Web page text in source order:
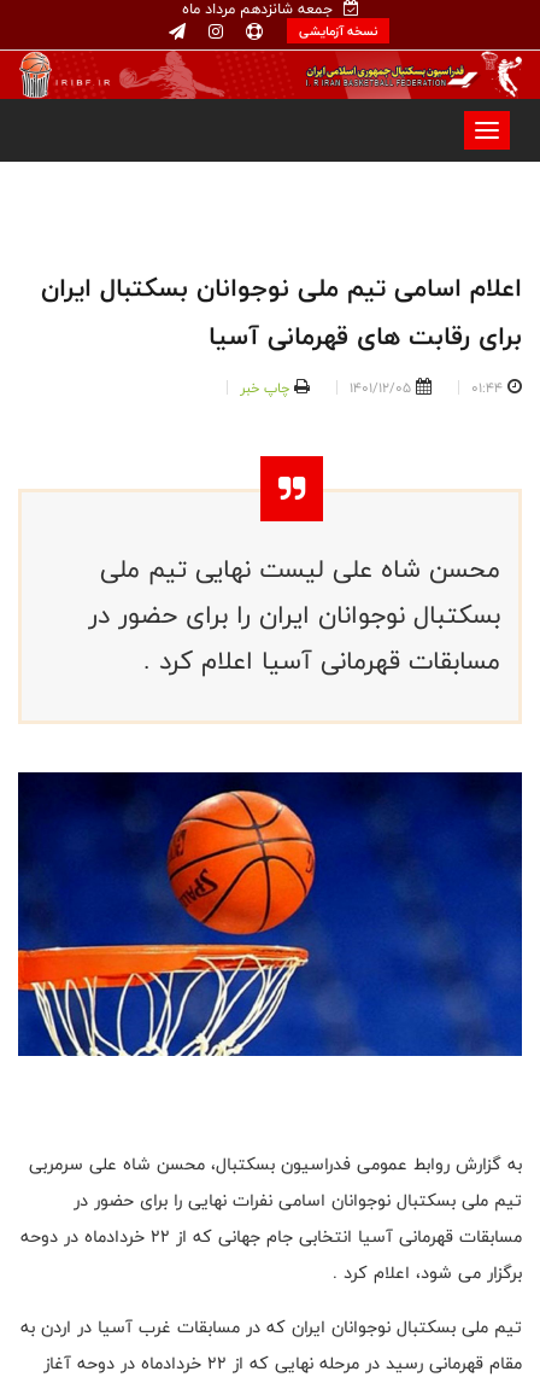
جمعه شانزدهم مرداد ماه
نسخه آزمایشی
اعلام اسامی تیم ملی نوجوانان بسکتبال ایران
برای رقابت های قهرمانی آسیا
01:44
1401/12/05 چاپ خبر
محسن شاه علی لیست نهایی تیم ملی
بسکتبال نوجوانان ایران را برای حضور در
مسابقات قهرمانی آسیا اعلام کرد .
به گزارش روابط عمومی فدراسیون بسکتبال، محسن شاه علی سرمربی
تیم ملی بسکتبال نوجوانان اسامی نفرات نهایی را برای حضور در
مسابقات قهرمانی آسیا انتخابی جام جهانی که از ۲۲ خردادماه در دوحه
برگزار می شود، اعلام کرد .
تیم ملی بسکتبال نوجوانان ایران که در مسابقات غرب آسیا در اردن به
مقام قهرمانی رسید در مرحله نهایی که از ۲۲ خردادماه در دوحه آغاز